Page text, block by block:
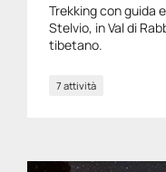
Trekking con guida
Stelvio, in Val di
tibetano.
7 attività